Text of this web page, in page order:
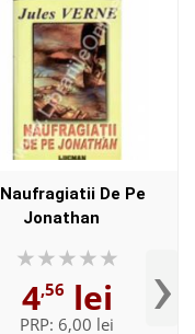
Naufragiatii De Pe
Jonathan
4,56 lei
PRP: 6,00 lei ›